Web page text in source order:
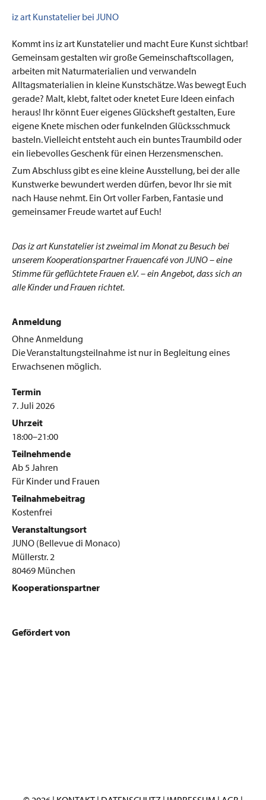
iz art Kunstatelier bei JUNO
Kommt ins iz art Kunstatelier und macht Eure Kunst sichtbar!
Gemeinsam gestalten wir große Gemeinschaftscollagen,
arbeiten mit Naturmaterialien und verwandeln
Alltagsmaterialien in kleine Kunstschätze. Was bewegt Euch
gerade? Malt, klebt, faltet oder knetet Eure Ideen einfach
heraus! Ihr könnt Euer eigenes Glücksheft gestalten, Eure
eigene Knete mischen oder funkelnden Glücksschmuck
basteln. Vielleicht entsteht auch ein buntes Traumbild oder
ein liebevolles Geschenk für einen Herzensmenschen.
Zum Abschluss gibt es eine kleine Ausstellung, bei der alle
Kunstwerke bewundert werden dürfen, bevor Ihr sie mit
nach Hause nehmt. Ein Ort voller Farben, Fantasie und
gemeinsamer Freude wartet auf Euch!
Das iz art Kunstatelier ist zweimal im Monat zu Besuch bei
unserem Kooperationspartner Frauencafé von JUNO – eine
Stimme für geflüchtete Frauen e.V. – ein Angebot, dass sich an
alle Kinder und Frauen richtet.
Anmeldung
Ohne Anmeldung
Die Veranstaltungsteilnahme ist nur in Begleitung eines
Erwachsenen möglich.
Termin
7. Juli 2026
Uhrzeit
18:00–21:00
Teilnehmende
Ab 5 Jahren
Für Kinder und Frauen
Teilnahmebeitrag
Kostenfrei
Veranstaltungsort
JUNO (Bellevue di Monaco)
Müllerstr. 2
80469 München
Kooperationspartner
Gefördert von